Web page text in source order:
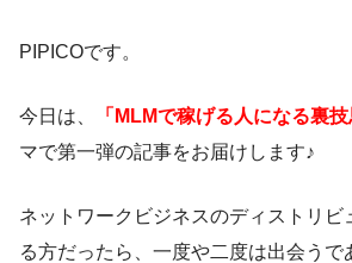
PIPICOです。
今日は、 「MLMで稼げる人になる裏技
マで第一弾の記事をお届けします♪
ネットワークビジネスのディストリビ
る方だったら、一度や二度は出会うで